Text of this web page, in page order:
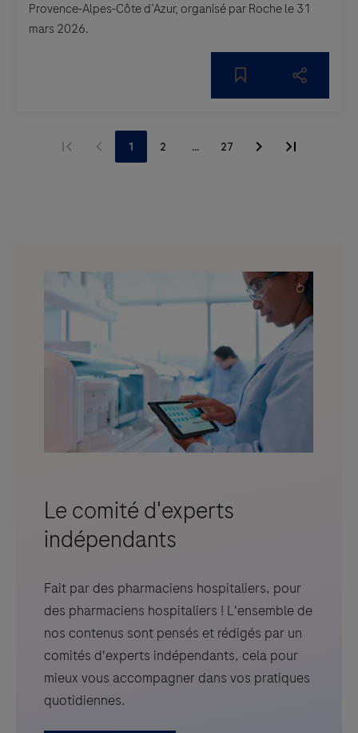
Le comité d'experts
indépendants
Fait par des pharmaciens hospitaliers, pour
des pharmaciens hospitaliers ! L'ensemble de
nos contenus sont pensés et rédigés par un
comités d'experts indépendants, cela pour
mieux vous accompagner dans vos pratiques
quotidiennes.